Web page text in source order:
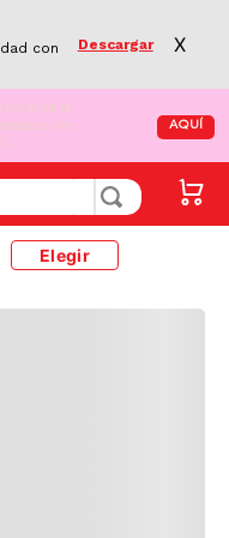
con
Descargar X
el
de
AQUÍ
Elegir